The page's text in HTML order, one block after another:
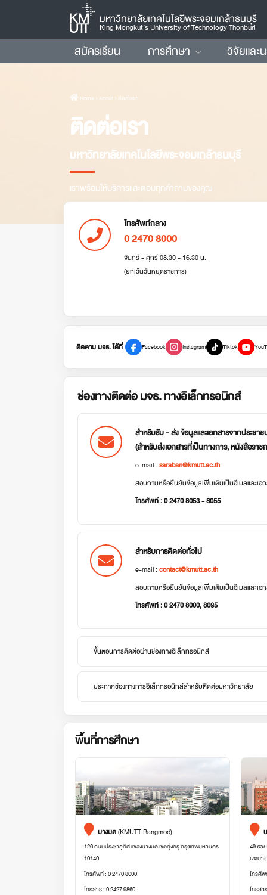
มหาวิทยาลัยเทคโนโลยีพระจอมเกล้าธนบุรี
King Mongkut’s University of Technology Thonburi
สมัครเรียน การศึกษา วิจัยและ
Home › About › ติดต่อเรา
ติดต่อเรา
มหาวิทยาลัยเทคโนโลยีพระจอมเกล้าธนบุรี
เราพร้อมให้บริการและตอบทุกคำถามของคุณ
โทรศัพท์กลาง
0 2470 8000
จันทร์ - ศุกร์ 08.30 - 16.30 น.
(ยกเว้นวันหยุดราชการ)
ติดตาม มจธ. ได้ที่ Facebook Instagram Tiktok
ช่องทางติดต่อ มจธ. ทางอิเล็กทรอนิกส์
สำหรับรับ - ส่ง ข้อมูลและเอกสารจากประชาช
(สำหรับส่งเอกสารที่เป็นทางการ, หนังสือราช
e-mail :saraban@kmutt.ac.th
สอบถามหรือยืนยันข้อมูลเพิ่มเติมเป็นอีเมลและเอ
โทรศัพท์ : 0 2470 8053 - 8055
สำหรับการติดต่อทั่วไป
e-mail :contact@kmutt.ac.th
สอบถามหรือยืนยันข้อมูลเพิ่มเติมเป็นอีเมลและเอ
โทรศัพท์ : 0 2470 8000, 8035
ขั้นตอนการติดต่อผ่านช่องทางอิเล็กทรอนิกส์
ประกาศช่องทางการอิเล็กทรอนิกส์สำหรับติดต่อมหาวิทยาลัย
พื้นที่การศึกษา
บางมด(KMUTT Bangmod)
126 ถนนประชาอุทิศ แขวงบางมด เขตทุ่งครุ กรุงเทพมหานคร
10140
โทรศัพท์ : 0 2470 8000
โทรสาร : 0 2427 9860
49 ซอ
เขตบา
โทรศั
โทรสา